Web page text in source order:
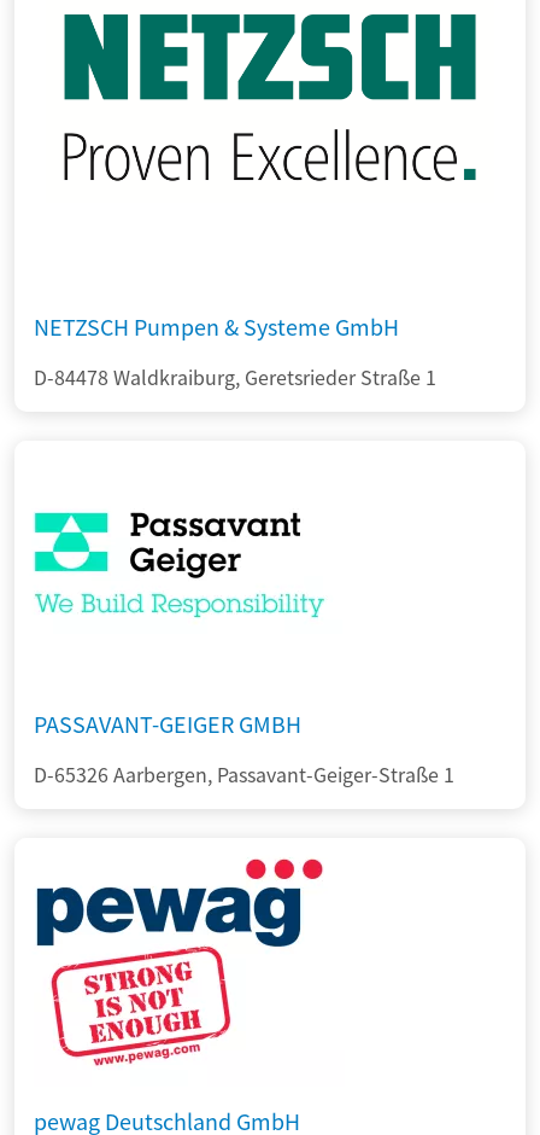
NETZSCH Pumpen & Systeme GmbH
D-84478 Waldkraiburg, Geretsrieder Straße 1
PASSAVANT-GEIGER GMBH
D-65326 Aarbergen, Passavant-Geiger-Straße 1
pewag Deutschland GmbH